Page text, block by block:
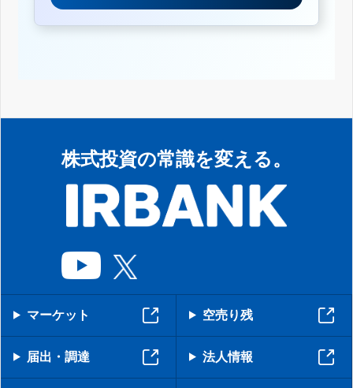
株式投資の常識を変える。
マーケット 空売り残
届出・調達 法人情報